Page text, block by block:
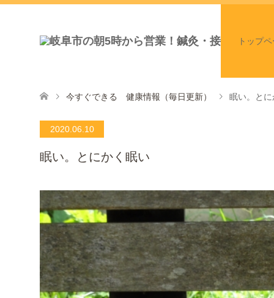
トップ
今すぐできる 健康情報（毎日更新） 眠い。と
2020.06.10
眠い。とにかく眠い